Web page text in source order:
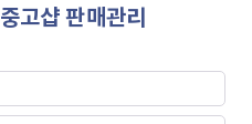
중고샵 판매관리